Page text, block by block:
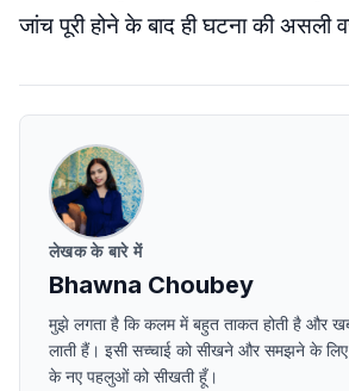
जांच पूरी होने के बाद ही घटना की असली
लेखक के बारे में
Bhawna Choubey
मुझे लगता है कि कलम में बहुत ताकत होती है और
लाती हैं। इसी सच्चाई को सीखने और समझने के लिए
के नए पहलुओं को सीखती हूँ।